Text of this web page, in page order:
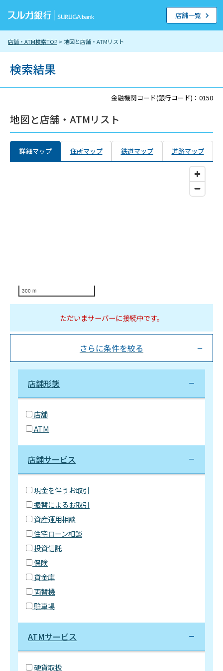
店舗・ATM検索TOP > 地図と店舗・ATMリスト
店舗一覧
検索結果
金融機関コード(銀行コード)：0150
地図と店舗・ATMリスト
詳細マップ 住所マップ 鉄道マップ 道路マップ
300 m
ただいまサーバーに接続中です。
さらに条件を絞る
店舗形態
店舗
ATM
店舗サービス
現金を伴うお取引
振替によるお取引
資産運用相談
住宅ローン相談
投資信託
保険
貸金庫
両替機
駐車場
ATMサービス
硬貨取扱